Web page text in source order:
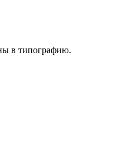
в типографию.